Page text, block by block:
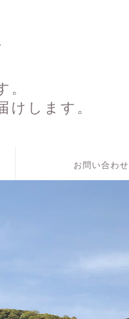
けします。
お問い合わせ